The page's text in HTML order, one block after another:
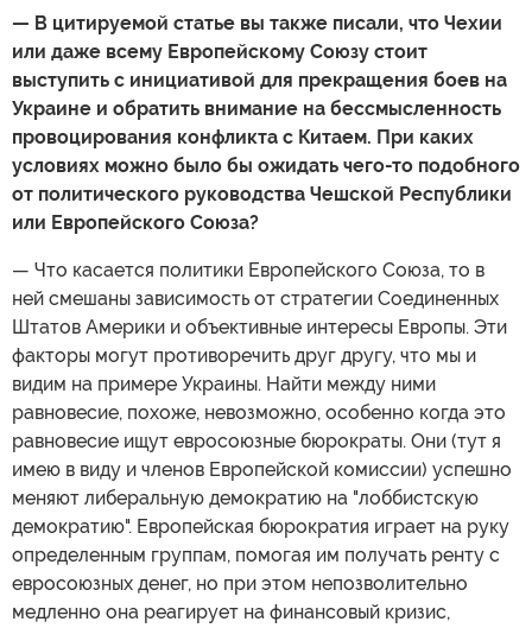
— В цитируемой статье вы также писали, что Чехии
или даже всему Европейскому Союзу стоит
выступить с инициативой для прекращения боев на
Украине и обратить внимание на бессмысленность
провоцирования конфликта с Китаем. При каких
условиях можно было бы ожидать чего-то подобного
от политического руководства Чешской Республики
или Европейского Союза?
— Что касается политики Европейского Союза, то в
ней смешаны зависимость от стратегии Соединенных
Штатов Америки и объективные интересы Европы. Эти
факторы могут противоречить друг другу, что мы и
видим на примере Украины. Найти между ними
равновесие, похоже, невозможно, особенно когда это
равновесие ищут евросоюзные бюрократы. Они (тут я
имею в виду и членов Европейской комиссии) успешно
меняют либеральную демократию на "лоббистскую
демократию". Европейская бюрократия играет на руку
определенным группам, помогая им получать ренту с
евросоюзных денег, но при этом непозволительно
медленно она реагирует на финансовый кризис,